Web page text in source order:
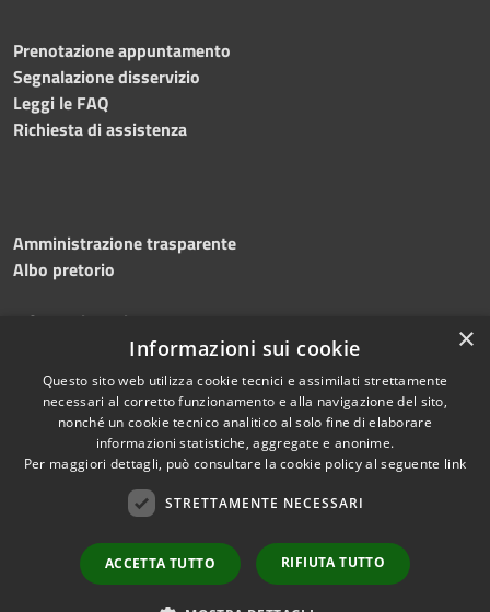
Prenotazione appuntamento
Segnalazione disservizio
Leggi le FAQ
Richiesta di assistenza
Amministrazione trasparente
Albo pretorio
Informativa privacy
Dichiarazione di accessibilità
Mappa del sito
Copyright © 2026 • Comune di
Silvi • Powered by
redazione
×
Informazioni sui cookie
Questo sito web utilizza cookie tecnici e assimilati strettamente
necessari al corretto funzionamento e alla navigazione del sito,
nonché un cookie tecnico analitico al solo fine di elaborare
informazioni statistiche, aggregate e anonime.
Per maggiori dettagli, può consultare la cookie policy al seguente link
STRETTAMENTE NECESSARI
ACCETTA TUTTO RIFIUTA TUTTO